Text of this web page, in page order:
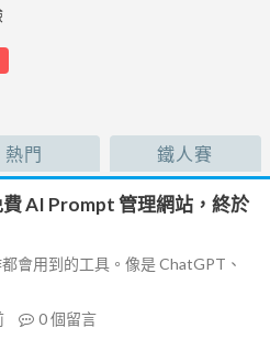
熱門 鐵人賽
費 AI Prompt 管理網站，終於
會用到的工具。像是 ChatGPT、
0個留言